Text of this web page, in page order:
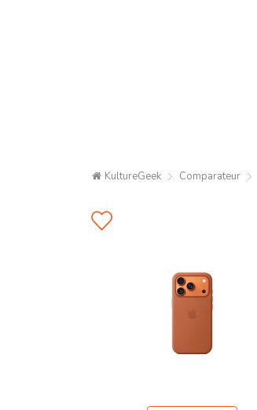
KultureGeek Comparateur